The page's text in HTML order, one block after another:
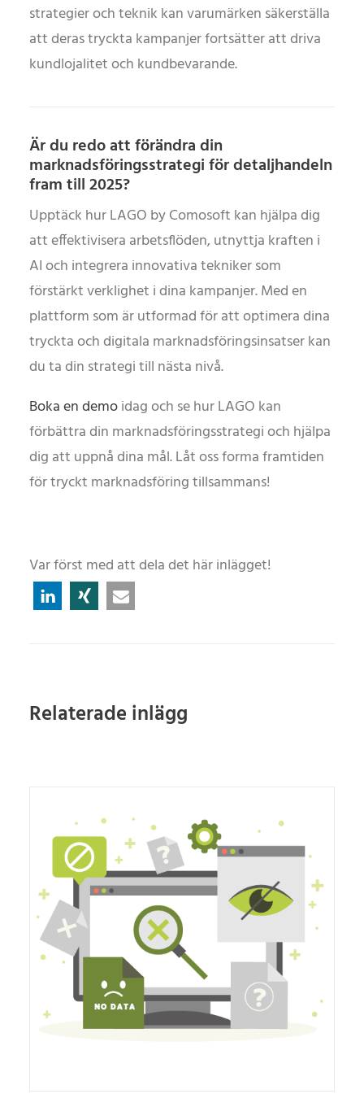
strategier och teknik kan varumärken säkerställa
att deras tryckta kampanjer fortsätter att driva
kundlojalitet och kundbevarande.
Är du redo att förändra din
marknadsföringsstrategi för detaljhandeln
fram till 2025?
Upptäck hur LAGO by Comosoft kan hjälpa dig
att effektivisera arbetsflöden, utnyttja kraften i
AI och integrera innovativa tekniker som
förstärkt verklighet i dina kampanjer. Med en
plattform som är utformad för att optimera dina
tryckta och digitala marknadsföringsinsatser kan
du ta din strategi till nästa nivå.
Boka en demoidag och se hur LAGO kan
förbättra din marknadsföringsstrategi och hjälpa
dig att uppnå dina mål. Låt oss forma framtiden
för tryckt marknadsföring tillsammans!
Var först med att dela det här inlägget!
Relaterade inlägg